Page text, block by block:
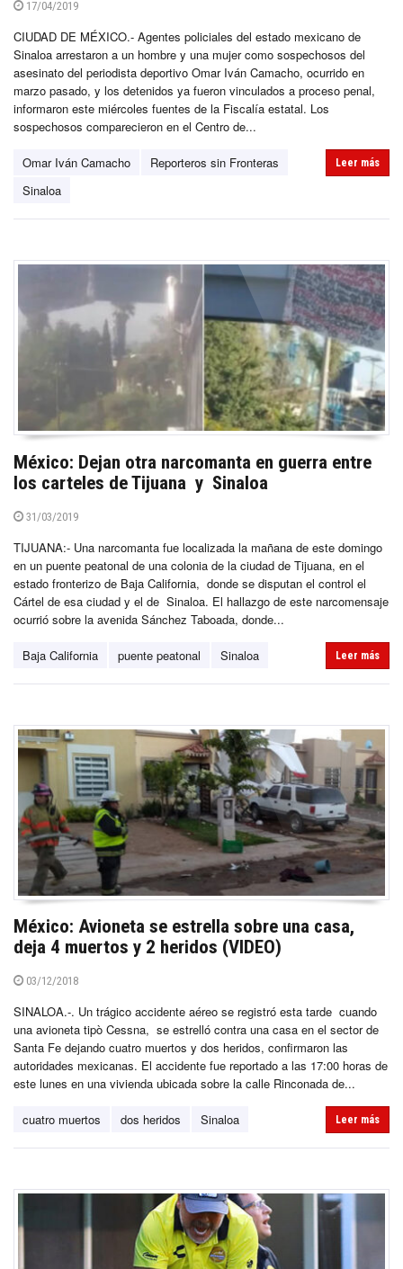
17/04/2019
CIUDAD DE MÉXICO.- Agentes policiales del estado mexicano de
Sinaloa arrestaron a un hombre y una mujer como sospechosos del
asesinato del periodista deportivo Omar Iván Camacho, ocurrido en
marzo pasado, y los detenidos ya fueron vinculados a proceso penal,
informaron este miércoles fuentes de la Fiscalía estatal. Los
sospechosos comparecieron en el Centro de...
Omar Iván Camacho
Reporteros sin Fronteras
Sinaloa
Leer más
México: Dejan otra narcomanta en guerra entre
los carteles de Tijuana y Sinaloa
31/03/2019
TIJUANA:- Una narcomanta fue localizada la mañana de este domingo
en un puente peatonal de una colonia de la ciudad de Tijuana, en el
estado fronterizo de Baja California, donde se disputan el control el
Cártel de esa ciudad y el de Sinaloa. El hallazgo de este narcomensaje
ocurrió sobre la avenida Sánchez Taboada, donde...
Baja California puente peatonal Sinaloa Leer más
México: Avioneta se estrella sobre una casa,
deja 4 muertos y 2 heridos (VIDEO)
03/12/2018
SINALOA.-. Un trágico accidente aéreo se registró esta tarde cuando
una avioneta tipò Cessna, se estrelló contra una casa en el sector de
Santa Fe dejando cuatro muertos y dos heridos, confirmaron las
autoridades mexicanas. El accidente fue reportado a las 17:00 horas de
este lunes en una vivienda ubicada sobre la calle Rinconada de...
cuatro muertos dos heridos Sinaloa Leer más